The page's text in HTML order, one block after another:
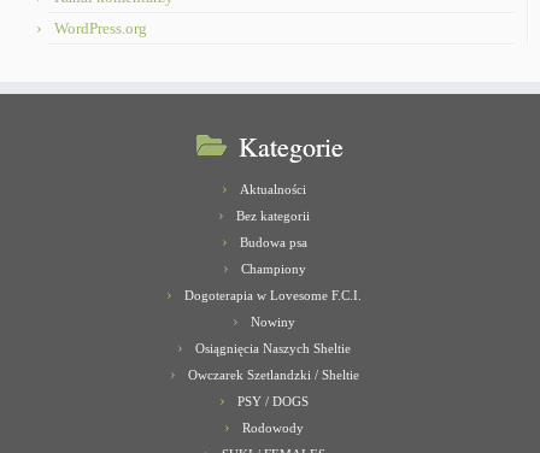
WordPress.org
Kategorie
Aktualności
Bez kategorii
Budowa psa
Championy
Dogoterapia w Lovesome F.C.I.
Nowiny
Osiągnięcia Naszych Sheltie
Owczarek Szetlandzki / Sheltie
PSY / DOGS
Rodowody